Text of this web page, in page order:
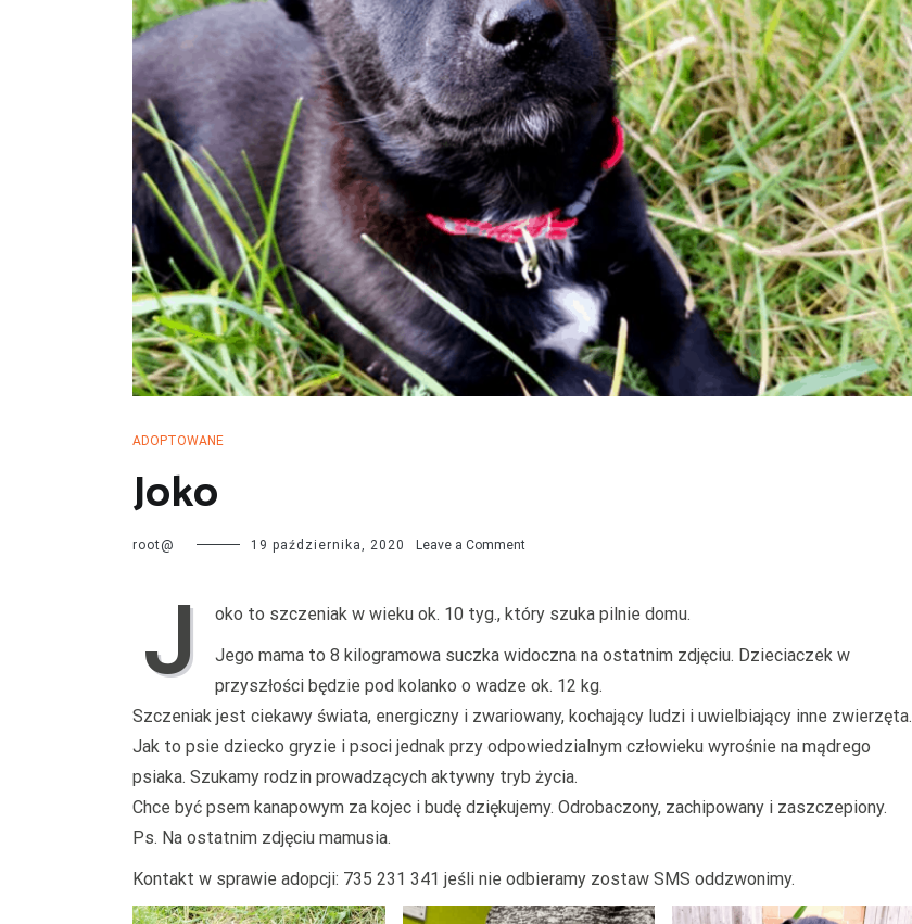
ADOPTOWANE
Joko
root@ 19 października, 2020 Leave a Commenton
J
oko to szczeniak w wieku ok. 10 tyg., który szuka pilnie domu.
Jego mama to 8 kilogramowa suczka widoczna na ostatnim zdjęciu. Dzieciaczek w
przyszłości będzie pod kolanko o wadze ok. 12 kg.
Szczeniak jest ciekawy świata, energiczny i zwariowany, kochający ludzi i uwielbiający inne zwierzęta.
Jak to psie dziecko gryzie i psoci jednak przy odpowiedzialnym człowieku wyrośnie na mądrego
psiaka. Szukamy rodzin prowadzących aktywny tryb życia.
Chce być psem kanapowym za kojec i budę dziękujemy. Odrobaczony, zachipowany i zaszczepiony.
Ps. Na ostatnim zdjęciu mamusia.
Kontakt w sprawie adopcji: 735 231 341 jeśli nie odbieramy zostaw SMS oddzwonimy.